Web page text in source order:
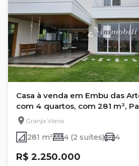
Casa à venda em Embu das
com 4 quartos, com 281 m²,
Granja Viana
281 m² 4 (2 suítes) 4
R$ 2.250.000